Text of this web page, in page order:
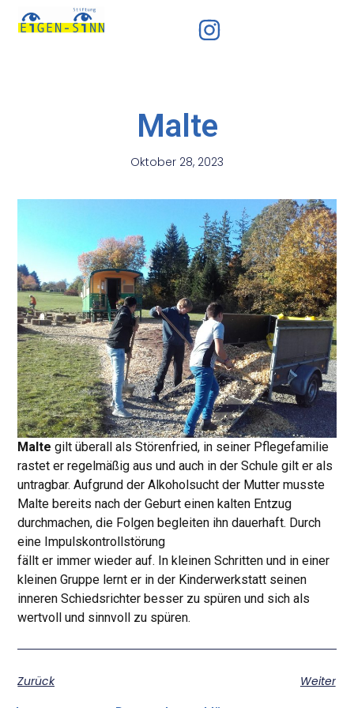
Malte
Oktober 28, 2023
Maltegilt überall als Störenfried, in seiner Pflegefamilie
rastet er regelmäßig aus und auch in der Schule gilt er als
untragbar. Aufgrund der Alkoholsucht der Mutter musste
Malte bereits nach der Geburt einen kalten Entzug
durchmachen, die Folgen begleiten ihn dauerhaft. Durch
eine Impulskontrollstörung
fällt er immer wieder auf. In kleinen Schritten und in einer
kleinen Gruppe lernt er in der Kinderwerkstatt seinen
inneren Schiedsrichter besser zu spüren und sich als
wertvoll und sinnvoll zu spüren.
Zurück Weiter